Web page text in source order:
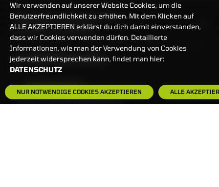
BANKEINSTELLUNGEN
HÄUFIG GESUCHT:
HANDELSZEIT
MO-FR: 7:30-23 UHR
ZERTIFIKATE
8:00-22 UHR
Wir verwenden auf unserer Website Cookies, um die
Benutzerfreundlichkeit zu erhöhen. Mit dem Klicken auf
ALLE AKZEPTIEREN erklärst du dich damit einverstanden,
dass wir Cookies verwenden dürfen. Detaillierte
Informationen, wie man der Verwendung von Cookies
jederzeit widersprechen kann, findet man hier:
DATENSCHUTZ
NUR NOTWENDIGE COOKIES AKZEPTIEREN ALLE